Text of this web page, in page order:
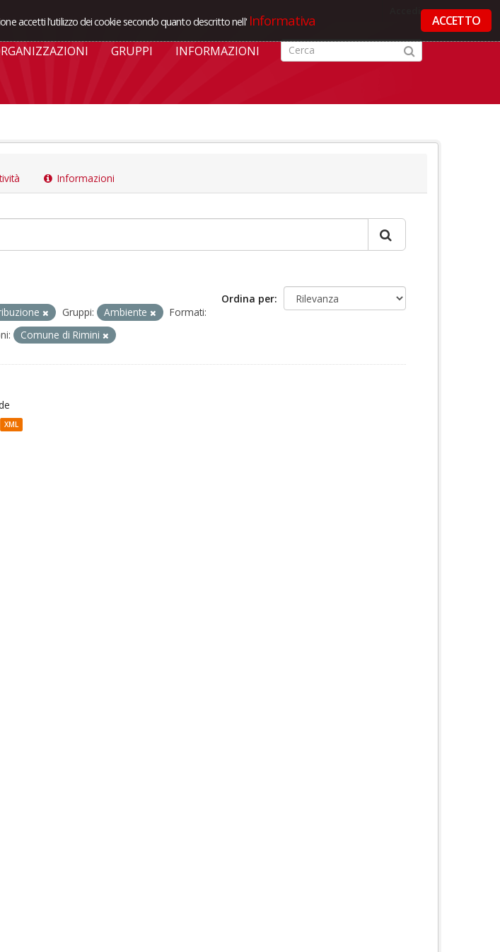
accetti l'utilizzo dei cookie secondo quanto descritto nell' Informativa ACCETTO
GRUPPI INFORMAZIONI
Informazioni
Ordina per
Gruppi: Ambiente
Formati:
Comune di Rimini
XML